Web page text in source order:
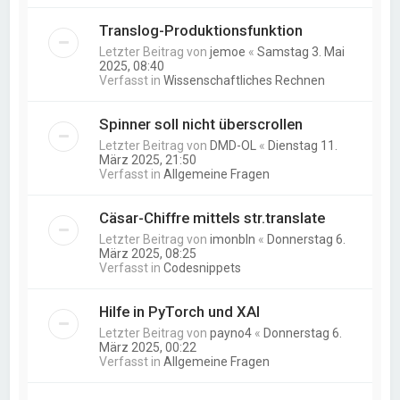
Translog-Produktionsfunktion
Letzter Beitrag vonjemoe «Samstag 3. Mai
2025, 08:40
Verfasst inWissenschaftliches Rechnen
Spinner soll nicht überscrollen
Letzter Beitrag von DMD-OL « Dienstag 11.
März 2025, 21:50
Verfasst inAllgemeine Fragen
Cäsar-Chiffre mittels str.translate
Letzter Beitrag vonimonbln « Donnerstag 6.
März 2025, 08:25
Verfasst inCodesnippets
Hilfe in PyTorch und XAI
Letzter Beitrag vonpayno4 « Donnerstag 6.
März 2025, 00:22
Verfasst inAllgemeine Fragen